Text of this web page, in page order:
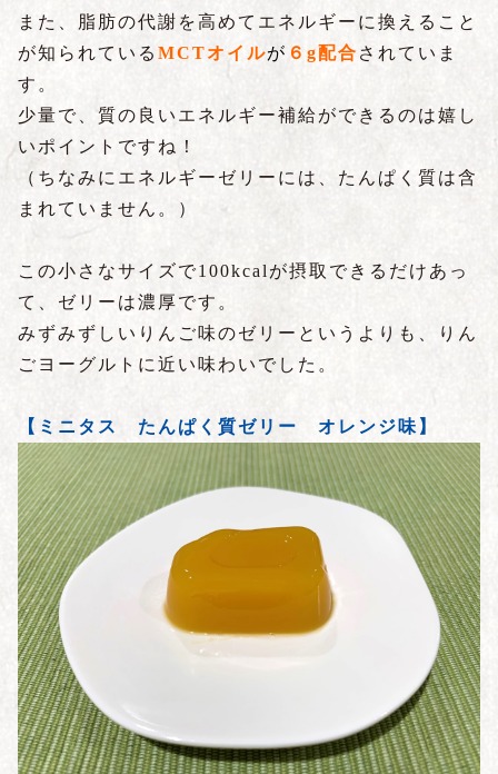
また、脂肪の代謝を高めてエネルギーに換えること
が知られている MCTオイルが ６ g配合 されていま
す。
少量で、質の良いエネルギー補給ができるのは嬉し
いポイントですね！
（ちなみにエネルギーゼリーには、たんぱく質は含
まれていません。）
この小さなサイズで100kcalが摂取できるだけあっ
て、ゼリーは濃厚です。
みずみずしいりんご味のゼリーというよりも、りん
ごヨーグルトに近い味わいでした。
【ミニタス たんぱく質ゼリー オレンジ味】